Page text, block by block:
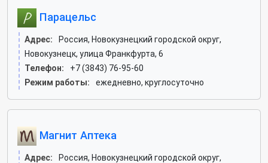
Парацельс
Адрес:
Россия, Новокузнецкий городской округ,
Новокузнецк, улица Франкфурта, 6
Телефон:
+7 (3843) 76-95-60
Режим работы:
ежедневно, круглосуточно
Магнит Аптека
Адрес:
Россия, Новокузнецкий городской округ,